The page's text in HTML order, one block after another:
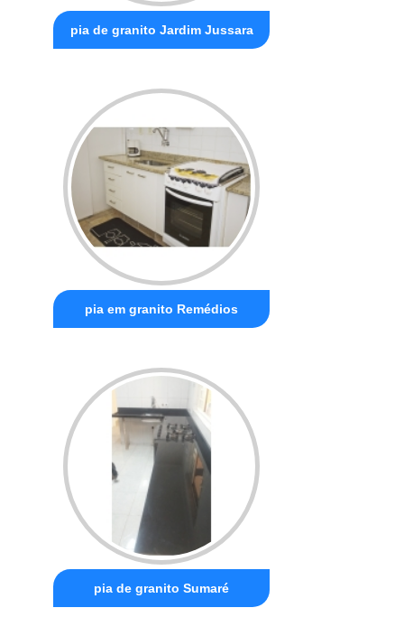
pia de granito Jardim Jussara
pia em granito Remédios
pia de granito Sumaré